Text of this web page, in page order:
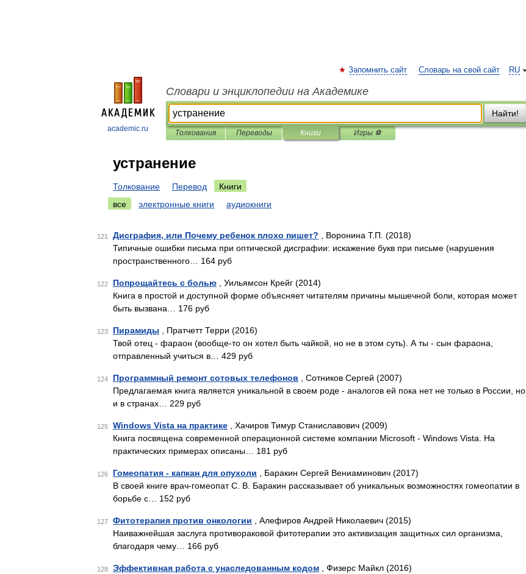
academic.ru
RU
Запомнить сайт Словарь на свой сайт
Словари и энциклопедии на Академике
Найти!
Толкования Переводы Книги Игры ⚽
устранение
Толкование Перевод
Книги
все
электронные книги аудиокниги
121 Дисграфия, или Почему ребенок плохо пишет? , Воронина Т.П. (2018)
Типичные ошибки письма при оптической дисграфии: искажение букв при письме (нарушения
пространственного… 164 руб
122 Попрощайтесь с болью , Уильямсон Крейг (2014)
Книга в простой и доступной форме объясняет читателям причины мышечной боли, которая может
быть вызвана… 176 руб
123 Пирамиды , Пратчетт Терри (2016)
Твой отец - фараон (вообще-то он хотел быть чайкой, но не в этом суть). А ты - сын фараона,
отправленный учиться в… 429 руб
124 Программный ремонт сотовых телефонов , Сотников Сергей (2007)
Предлагаемая книга является уникальной в своем роде - аналогов ей пока нет не только в России, но
и в странах… 229 руб
125 Windows Vista на практике , Хачиров Тимур Станиславович (2009)
Книга посвящена современной операционной системе компании Microsoft - Windows Vista. На
практических примерах описаны… 181 руб
126 Гомеопатия - капкан для опухоли , Баракин Сергей Вениаминович (2017)
В своей книге врач-гомеопат С. В. Баракин рассказывает об уникальных возможностях гомеопатии в
борьбе с… 152 руб
127 Фитотерапия против онкологии , Алефиров Андрей Николаевич (2015)
Наиважнейшая заслуга противораковой фитотерапии это активизация защитных сил организма,
благодаря чему… 166 руб
128 Эффективная работа с унаследованным кодом , Физерс Майкл (2016)